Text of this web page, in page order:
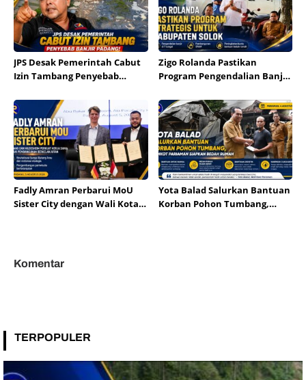
JPS Desak Pemerintah Cabut
Izin Tambang Penyebab
Zigo Rolanda Pastikan
Program Pengendalian Banjir
Direalisasikan di Solok
Fadly Amran Perbarui MoU
Sister City dengan Wali Kota
Yota Balad Salurkan Bantuan
Korban Pohon Tumbang,
Komentar
TERPOPULER